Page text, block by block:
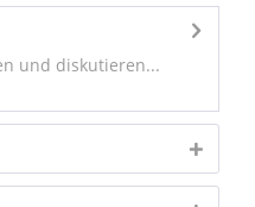
und diskutieren...